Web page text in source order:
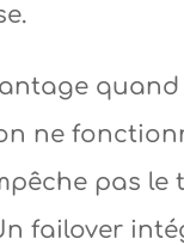
quand
ne
pas le
failover